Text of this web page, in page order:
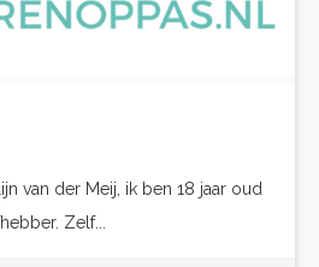
van der Meij, ik ben 18 jaar oud
Zelf...